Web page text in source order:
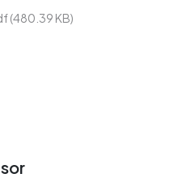
(480.39 KB)